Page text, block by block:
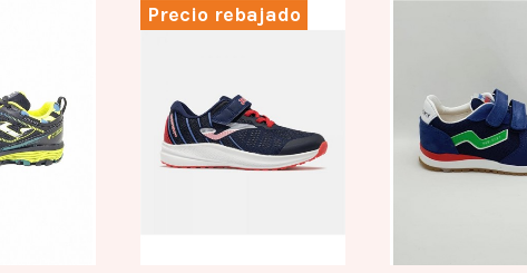
Precio rebajado